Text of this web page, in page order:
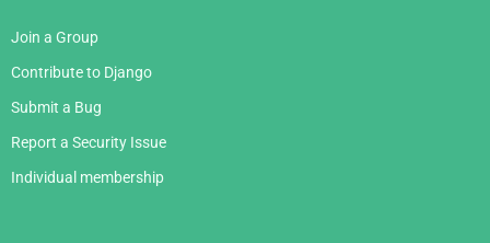
Join a Group
Contribute to Django
Submit a Bug
Report a Security Issue
Individual membership